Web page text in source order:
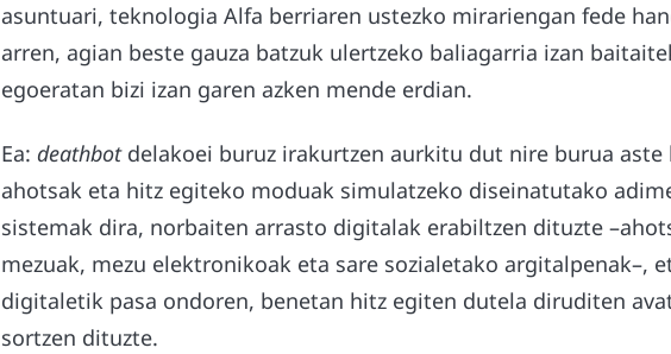
asuntuari, teknologia Alfa berriaren ustezko mirariengan fede
arren, agian beste gauza batzuk ulertzeko baliagarria izan
egoeratan bizi izan garen azken mende erdian.
Ea: deathbotdelakoei buruz irakurtzen aurkitu dut nire burua aste
ahotsak eta hitz egiteko moduak simulatzeko diseinatutako
sistemak dira, norbaiten arrasto digitalak erabiltzen dituzte
mezuak, mezu elektronikoak eta sare sozialetako argitalpenak–,
digitaletik pasa ondoren, benetan hitz egiten dutela diruditen
sortzen dituzte.